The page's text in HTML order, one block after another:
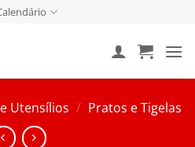
Utensílios / Pratos e Tigelas